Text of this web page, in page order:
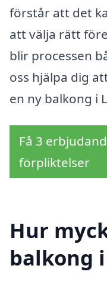
förstår att det
att välja rätt
blir processen
oss hjälpa dig
en ny balkong i
Få 3
förpliktelser
Hur
balkong